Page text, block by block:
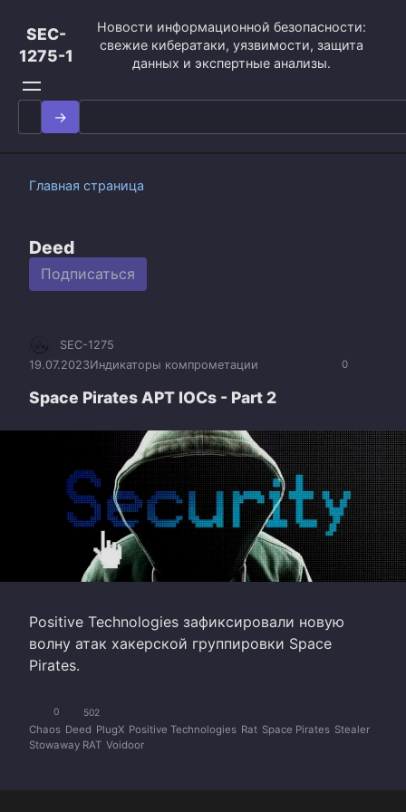
контенту
SEC-
1275-1
Новости информационной безопасности:
свежие кибератаки, уязвимости, защита
данных и экспертные анализы.
Search
for:
Главная страница
Deed
Подписаться
0
SEC-1275
19.07.2023Индикаторы компрометации
Space Pirates APT IOCs - Part 2
Positive Technologies зафиксировали новую
волну атак хакерской группировки Space
Pirates.
0 502
Chaos Deed PlugX Positive Technologies Rat Space Pirates Stealer
Stowaway RAT Voidoor